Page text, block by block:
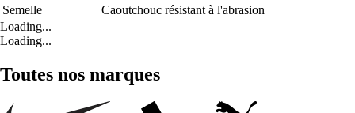
Semelle
Caoutchouc résistant à l'abrasion
Loading...
Loading...
Toutes nos marques